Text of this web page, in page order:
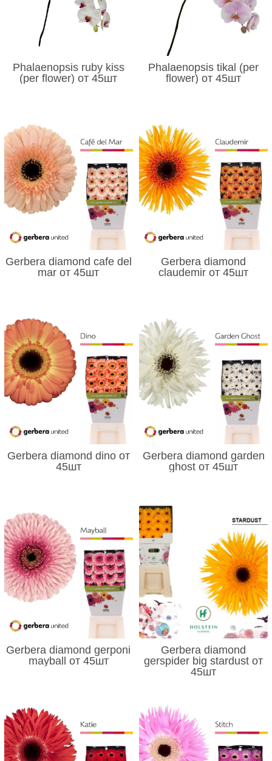
Phalaenopsis ruby kiss
(per flower) от 45шт
Phalaenopsis tikal (per
flower) от 45шт
Gerbera diamond cafe del
mar от 45шт
Gerbera diamond
claudemir от 45шт
Gerbera diamond dino от
45шт
Gerbera diamond garden
ghost от 45шт
Gerbera diamond gerponi
mayball от 45шт
Gerbera diamond
gerspider big stardust от
45шт